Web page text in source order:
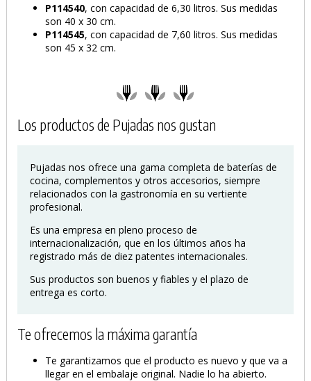
P114540, con capacidad de 6,30 litros. Sus medidas
son 40 x 30 cm.
P114545, con capacidad de 7,60 litros. Sus medidas
son 45 x 32 cm.
Los productos de Pujadas nos gustan
Pujadas nos ofrece una gama completa de baterías de
cocina, complementos y otros accesorios, siempre
relacionados con la gastronomía en su vertiente
profesional.
Es una empresa en pleno proceso de
internacionalización, que en los últimos años ha
registrado más de diez patentes internacionales.
Sus productos son buenos y fiables y el plazo de
entrega es corto.
Te ofrecemos la máxima garantía
Te garantizamos que el producto es nuevo y que va a
llegar en el embalaje original. Nadie lo ha abierto.